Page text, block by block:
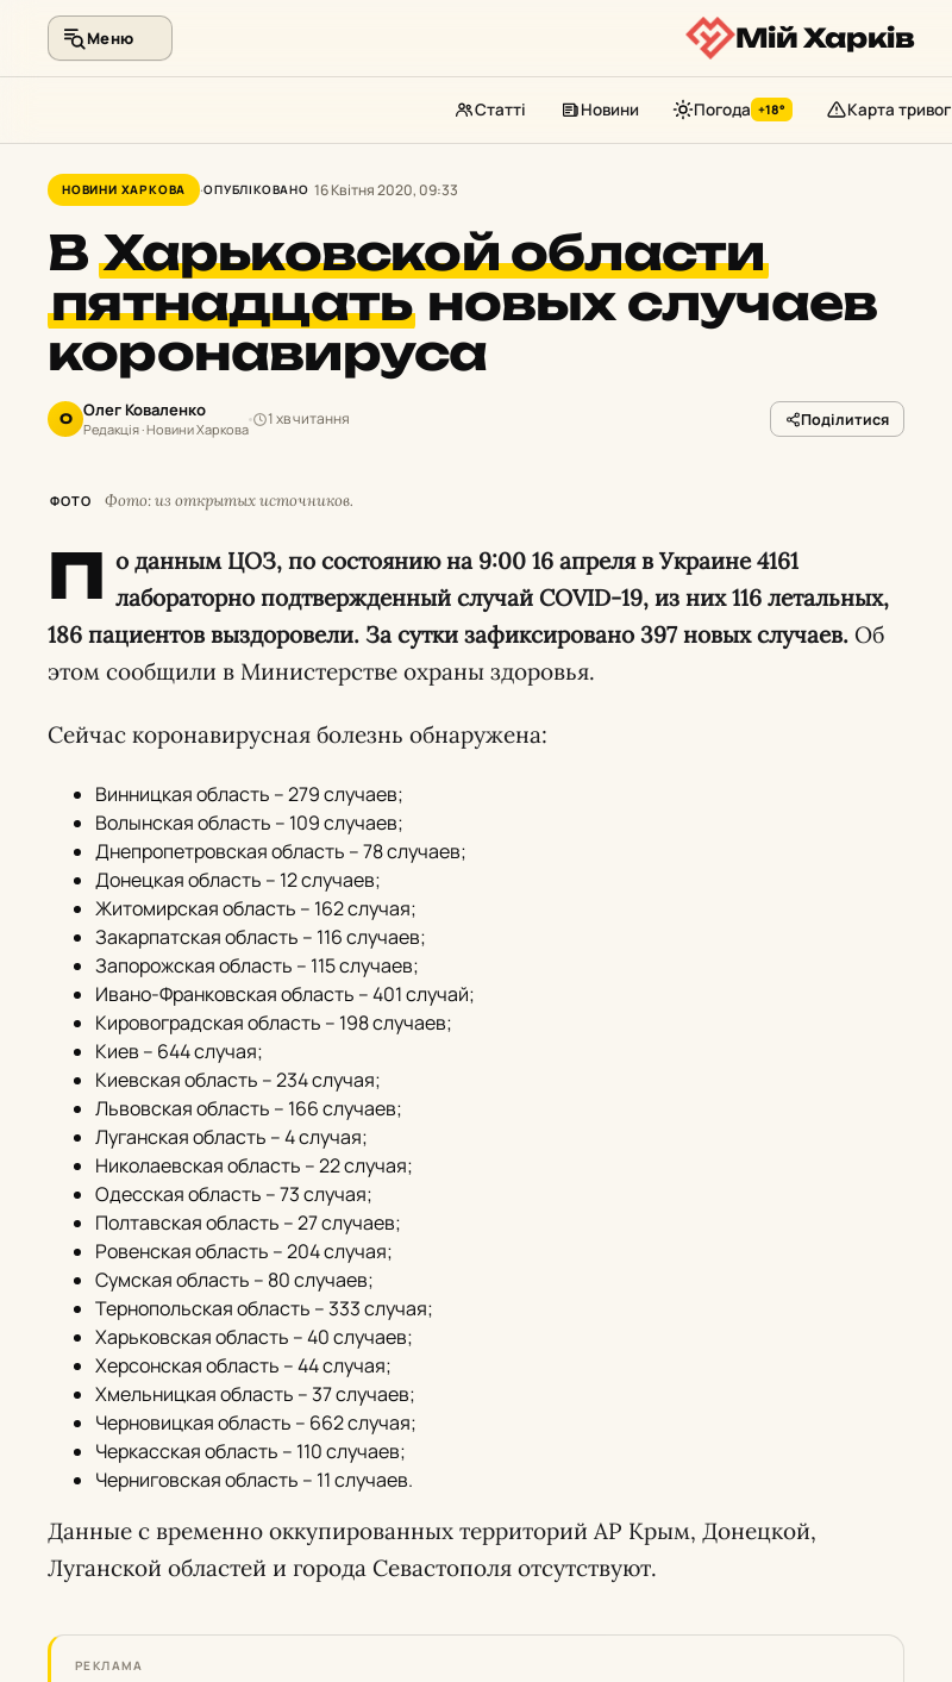
контенту
Меню Мій Харків
Статті Новини Погода +18° Карта тривог
НОВИНИ ХАРКОВА ОПУБЛІКОВАНО 16 Квітня 2020, 09:33
ВХарьковской области
пятнадцать новых случаев
коронавируса
О Олег Коваленко
Редакція · Новини Харкова
1 хв читання Поділитися
ФОТО Фото: из открытых источников.
П о данным ЦОЗ, по состоянию на 9:00 16 апреля в Украине 4161
лабораторно подтвержденный случай COVID-19, из них 116 летальных,
186 пациентов выздоровели. За сутки зафиксировано 397 новых случаев. Об
этом сообщили в Министерстве охраны здоровья.
Сейчас коронавирусная болезнь обнаружена:
Винницкая область – 279 случаев;
Волынская область – 109 случаев;
Днепропетровская область – 78 случаев;
Донецкая область – 12 случаев;
Житомирская область – 162 случая;
Закарпатская область – 116 случаев;
Запорожская область – 115 случаев;
Ивано-Франковская область – 401 случай;
Кировоградская область – 198 случаев;
Киев – 644 случая;
Киевская область – 234 случая;
Львовская область – 166 случаев;
Луганская область – 4 случая;
Николаевская область – 22 случая;
Одесская область – 73 случая;
Полтавская область – 27 случаев;
Ровенская область – 204 случая;
Сумская область – 80 случаев;
Тернопольская область – 333 случая;
Харьковская область – 40 случаев;
Херсонская область – 44 случая;
Хмельницкая область – 37 случаев;
Черновицкая область – 662 случая;
Черкасская область – 110 случаев;
Черниговская область – 11 случаев.
Данные с временно оккупированных территорий АР Крым, Донецкой,
Луганской областей и города Севастополя отсутствуют.
РЕКЛАМА